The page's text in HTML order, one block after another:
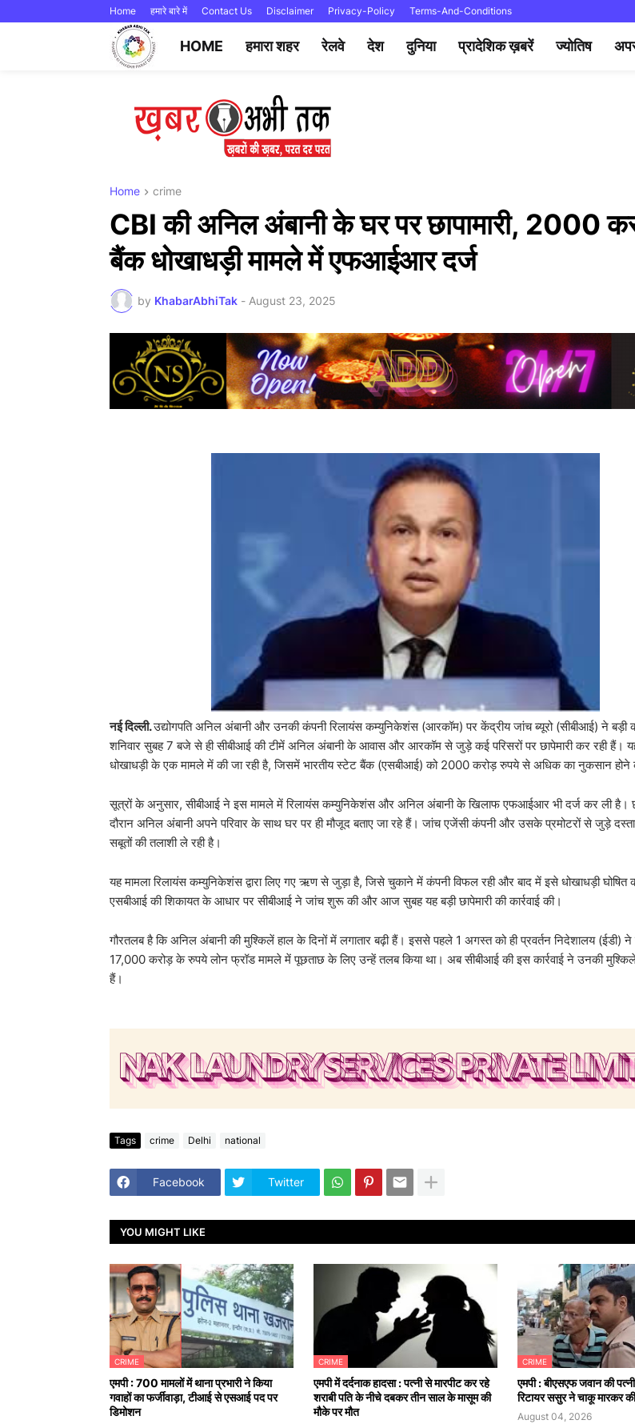
Home हमारे बारे में Contact Us Disclaimer Privacy-Policy Terms-And-Conditions
HOME हमारा शहर रेलवे देश दुनिया प्रादेशिक ख़बरें ज्योतिष
Home crime
CBI की अनिल अंबानी के घर पर छापामारी, 2000
बैंक धोखाधड़ी मामले में एफआईआर दर्ज
by KhabarAbhiTak - August 23, 2025
नई दिल्ली.उद्योगपति अनिल अंबानी और उनकी कंपनी रिलायंस कम्युनिकेशंस (आरकॉम) पर केंद्रीय जांच ब्यूरो (सीबीआई) ने बड़ी
शनिवार सुबह 7 बजे से ही सीबीआई की टीमें अनिल अंबानी के आवास और आरकॉम से जुड़े कई परिसरों पर छापेमारी कर रही हैं। यह
धोखाधड़ी के एक मामले में की जा रही है, जिसमें भारतीय स्टेट बैंक (एसबीआई) को 2000 करोड़ रुपये से अधिक का नुकसान होने
सूत्रों के अनुसार, सीबीआई ने इस मामले में रिलायंस कम्युनिकेशंस और अनिल अंबानी के खिलाफ एफआईआर भी दर्ज कर ली है।
दौरान अनिल अंबानी अपने परिवार के साथ घर पर ही मौजूद बताए जा रहे हैं। जांच एजेंसी कंपनी और उसके प्रमोटरों से जुड़े
सबूतों की तलाशी ले रही है।
यह मामला रिलायंस कम्युनिकेशंस द्वारा लिए गए ऋण से जुड़ा है, जिसे चुकाने में कंपनी विफल रही और बाद में इसे धोखाधड़ी घोषित
एसबीआई की शिकायत के आधार पर सीबीआई ने जांच शुरू की और आज सुबह यह बड़ी छापेमारी की कार्रवाई की।
गौरतलब है कि अनिल अंबानी की मुश्किलें हाल के दिनों में लगातार बढ़ी हैं। इससे पहले 1 अगस्त को ही प्रवर्तन निदेशालय (ईडी)
17,000 करोड़ के रुपये लोन फ्रॉड मामले में पूछताछ के लिए उन्हें तलब किया था। अब सीबीआई की इस कार्रवाई ने उनकी
हैं।
Tags crime Delhi national
Facebook Twitter
YOU MIGHT LIKE
CRIME
एमपी : 700 मामलों में थाना प्रभारी ने किया
गवाहों का फर्जीवाड़ा, टीआई से एसआई पद पर
डिमोशन
CRIME
एमपी में दर्दनाक हादसा : पत्नी से मारपीट कर रहे
शराबी पति के नीचे दबकर तीन साल के मासूम की
मौके पर मौत
CRIME
एमपी : बीएसएफ जवान की
रिटायर ससुर ने चाकू मारकर
August 04, 2026